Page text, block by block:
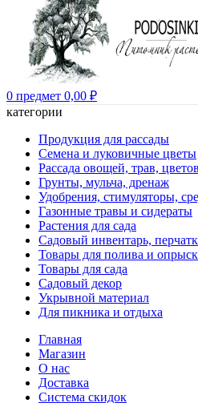
0 предмет 0,00 ₽
категории
Продукция для рассады
Семена и луковичные цветы
Рассада овощей, трав, цветов
Грунты, мульча, дренаж
Удобрения, стимуляторы,
Газонные травы и сидераты
Растения для сада
Садовый инвентарь,
Товары для полива и
Товары для сада
Садовый декор
Укрывной материал
Для пикника и отдыха
Главная
Магазин
О нас
Доставка
Система скидок